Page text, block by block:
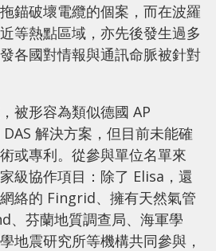
錨破壞電纜的個案，而在波羅
等熱點區域，亦先後發生過多
各國對情報與通訊命脈被針對
被形容為類似德國 AP
解決方案，但目前未能確
或專利。從參與單位名單來
級協作項目：除了 Elisa，還
絡的 Fingrid、擁有天然氣管
、芬蘭地質調查局、海軍學
地震研究所等機構共同參與，